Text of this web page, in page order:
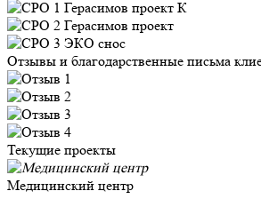
Отзывы и благодарственные письма
Текущие проекты
Медицинский центр